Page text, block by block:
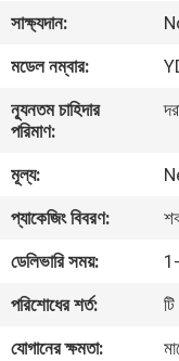
সম্পর্কে
কারখানা
ভ্রমণ
মান
নিয়ন্ত্রণ
যোগাযোগ
করুন
সাক্ষ্যদান:
মডেল নম্বার:
ন্যূনতম চাহিদার
পরিমাণ:
মূল্য:
প্যাকেজিং বিবরণ:
ডেলিভারি সময়:
পরিশোধের শর্ত:
যোগানের ক্ষমতা: